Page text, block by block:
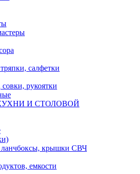
салфетки
рукоятки
И СТОЛОВОЙ
крышки СВЧ
емкости